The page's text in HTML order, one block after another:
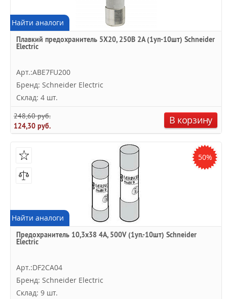
Найти аналоги
Плавкий предохранитель 5X20, 250В 2А (1уп-10шт) Schneider
Electric
Арт.:ABE7FU200
Бренд: Schneider Electric
Склад: 4 шт.
248,60 руб.
124,30 руб.
В корзину
50%
Найти аналоги
Предохранитель 10,3x38 4А, 500V (1уп.-10шт) Schneider
Electric
Арт.:DF2CA04
Бренд: Schneider Electric
Склад: 9 шт.